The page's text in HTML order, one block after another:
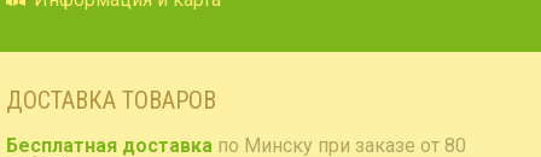
ДОСТАВКА ТОВАРОВ
Бесплатная доставка по Минску при заказе от 80